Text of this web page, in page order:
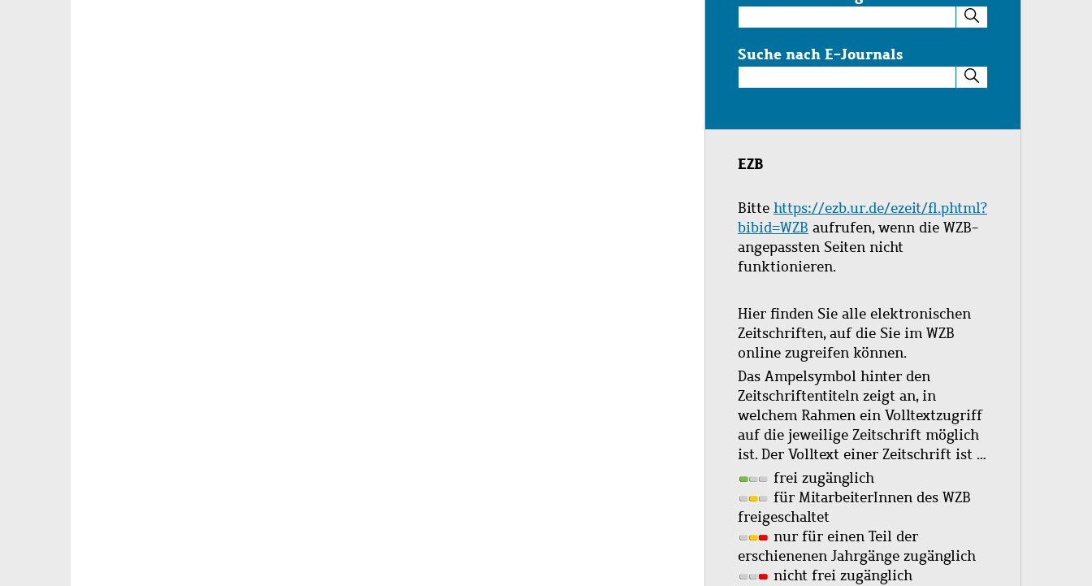
im
Katalog
Suche nach E-Journals
nach
Journals
EZB
Bitte https://ezb.ur.de/ezeit/fl.phtml?
bibid=WZB aufrufen, wenn die WZB-
angepassten Seiten nicht
funktionieren.
Hier finden Sie alle elektronischen
Zeitschriften, auf die Sie im WZB
online zugreifen können.
Das Ampelsymbol hinter den
Zeitschriftentiteln zeigt an, in
welchem Rahmen ein Volltextzugriff
auf die jeweilige Zeitschrift möglich
ist. Der Volltext einer Zeitschrift ist …
frei zugänglich
für MitarbeiterInnen des WZB
freigeschaltet
nur für einen Teil der
erschienenen Jahrgänge zugänglich
nicht frei zugänglich